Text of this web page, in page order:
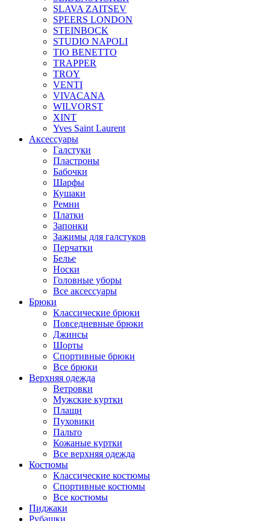
SLAVA ZAITSEV
SPEERS LONDON
STEINBOCK
STUDIO NAPOLI
TIO BENETTO
TRAPPER
TROY
VENTI
VIVACANA
WILVORST
XINT
Yves Saint Laurent
Аксессуары
Галстуки
Пластроны
Бабочки
Шарфы
Кушаки
Ремни
Платки
Запонки
Зажимы для галстуков
Перчатки
Белье
Носки
Головные уборы
Все аксессуары
Брюки
Классические брюки
Повседневные брюки
Джинсы
Шорты
Спортивные брюки
Все брюки
Верхняя одежда
Ветровки
Мужские куртки
Плащи
Пуховики
Пальто
Кожаные куртки
Все верхняя одежда
Костюмы
Классические костюмы
Спортивные костюмы
Все костюмы
Пиджаки
Рубашки